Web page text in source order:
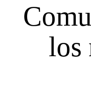
los